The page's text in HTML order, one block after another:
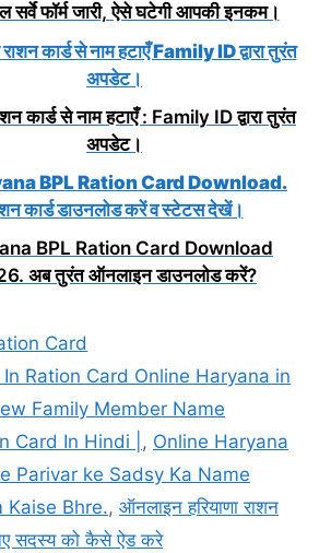
सर्वे फॉर्म जारी, ऐसे घटेगी आपकी इनकम।
कार्ड से नाम हटाएँ : Family ID द्वारा तुरंत
अपडेट।
BPL Ration Card Download
अब तुरंत ऑनलाइन डाउनलोड करें?
Card
Ration Card Online Haryana in
Family Member Name
Card In Hindi | , Online Haryana
Parivar ke Sadsy Ka Name
Kaise Bhre., ऑनलाइन हरियाणा राशन
नए सदस्य को कैसे ऐड करे